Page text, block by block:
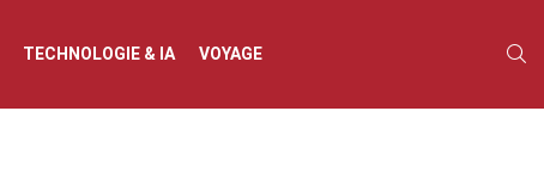
TECHNOLOGIE & IA VOYAGE